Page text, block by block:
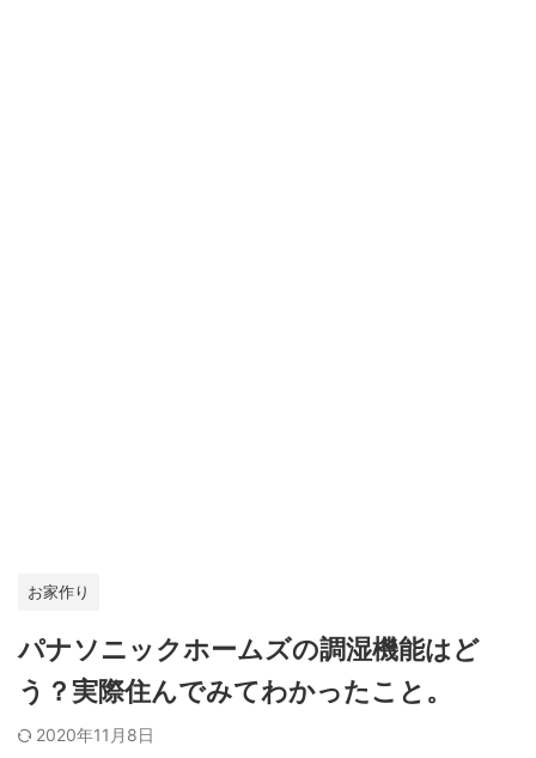
お家作り
パナソニックホームズの調湿機能はど
う？実際住んでみてわかったこと。
2020年11月8日